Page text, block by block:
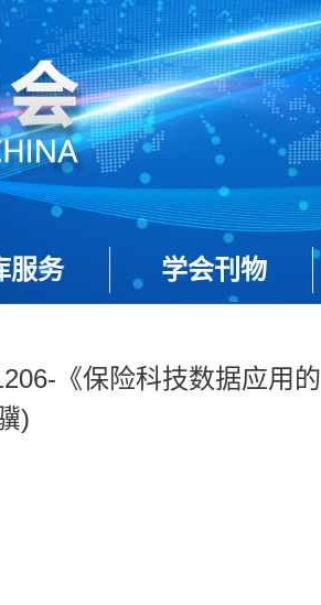
服务 学会刊物
《保险科技数据应用的
)